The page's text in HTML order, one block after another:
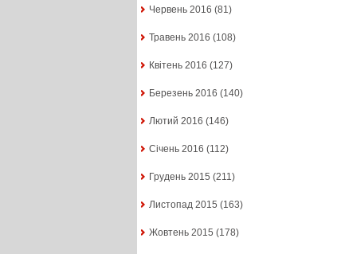
Червень 2016 (81)
Травень 2016 (108)
Квітень 2016 (127)
Березень 2016 (140)
Лютий 2016 (146)
Січень 2016 (112)
Грудень 2015 (211)
Листопад 2015 (163)
Жовтень 2015 (178)